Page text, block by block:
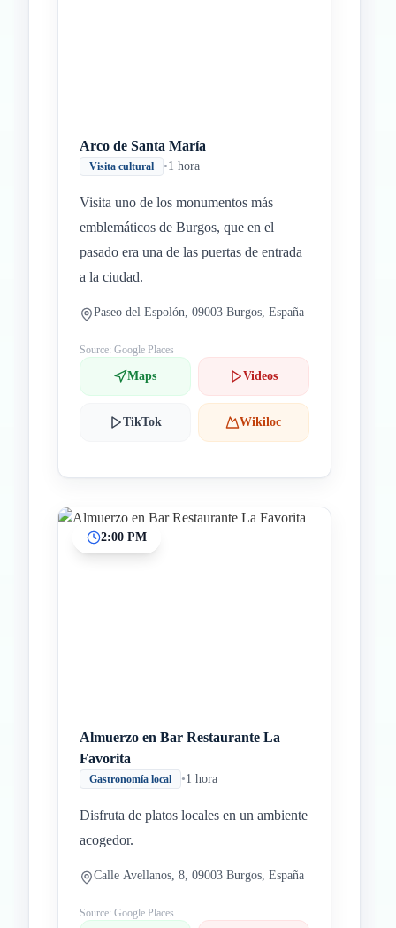
Arco de Santa María
Visita cultural •1 hora
Visita uno de los monumentos más
emblemáticos de Burgos, que en el
pasado era una de las puertas de entrada
a la ciudad.
Paseo del Espolón, 09003 Burgos, España
Source: Google Places
Maps Videos
TikTok Wikiloc
2:00 PM
Almuerzo en Bar Restaurante La
Favorita
Gastronomía local •1 hora
Disfruta de platos locales en un ambiente
acogedor.
Calle Avellanos, 8, 09003 Burgos, España
Source: Google Places